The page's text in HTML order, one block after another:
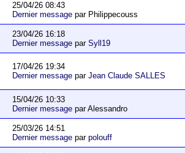
25/04/26 08:43
Dernier message par Philippecouss
23/04/26 16:18
Dernier message parSyll19
17/04/26 19:34
Dernier message parJean Claude SALLES
15/04/26 10:33
Dernier message par Alessandro
25/03/26 14:51
Dernier message parpolouff